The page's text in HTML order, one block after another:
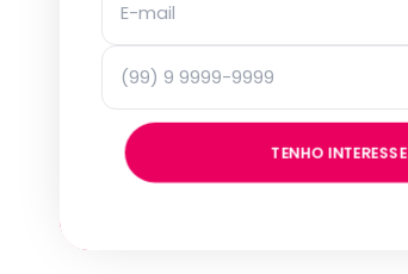
TENHO INTERESSE